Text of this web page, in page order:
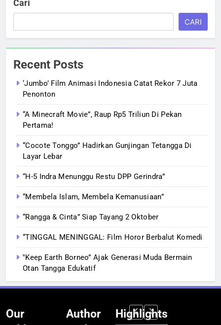
Cari
CARI
Recent Posts
‘Jumbo’ Film Animasi Indonesia Catat Rekor 7 Juta
Penonton
“A Minecraft Movie”, Raup Rp5 Triliun Di Pekan
Pertama!
“Cocote Tonggo” Hadirkan Gunjingan Tetangga Di
Layar Lebar
“H-5 Indra Menunggu Restu DPP Gerindra”
“Membela Islam, Membela Kemanusiaan”
“Rangga & Cinta” Siap Tayang 2 Oktober
“TINGGAL MENINGGAL: Film Horor Berbalut Komedi
‟Keep Earth Borneo” Ajak Generasi Muda Bermain
Otan Tangga Edukatif
Our
Author
Highlights